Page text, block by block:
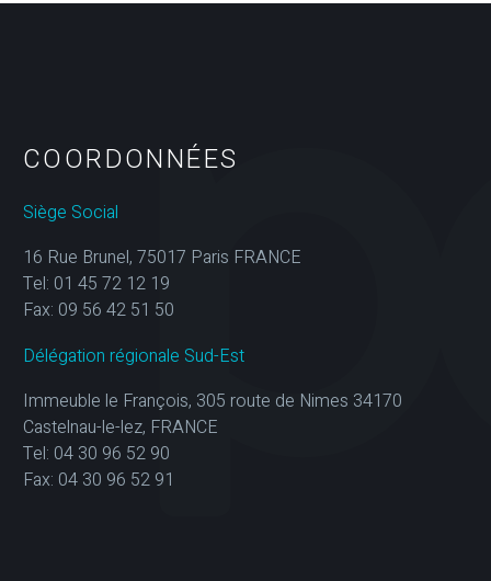
COORDONNÉES
Siège Social
16 Rue Brunel, 75017 Paris FRANCE
Tel: 01 45 72 12 19
Fax: 09 56 42 51 50
Délégation régionale Sud-Est
Immeuble le François, 305 route de Nimes 34170
Castelnau-le-lez, FRANCE
Tel: 04 30 96 52 90
Fax: 04 30 96 52 91